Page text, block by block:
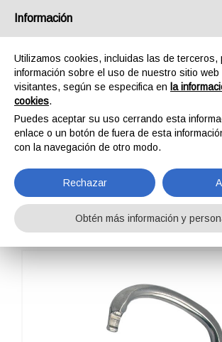
GANCHO DE
ATRAQUE 20
Información
Utilizamos cookies, incluidas las de terceros,
información sobre el uso de nuestro sitio
visitantes, según se especifica en la
cookies.
Puedes aceptar su uso cerrando esta
enlace o un botón de fuera de esta
con la navegación de otro modo.
Rechazar
Obtén más información y